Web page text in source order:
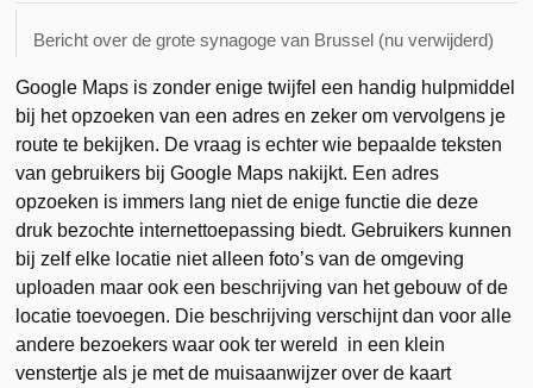
Bericht over de grote synagoge van Brussel (nu verwijderd)
Google Maps is zonder enige twijfel een handig hulpmiddel
bij het opzoeken van een adres en zeker om vervolgens je
route te bekijken. De vraag is echter wie bepaalde teksten
van gebruikers bij Google Maps nakijkt. Een adres
opzoeken is immers lang niet de enige functie die deze
druk bezochte internettoepassing biedt. Gebruikers kunnen
bij zelf elke locatie niet alleen foto’s van de omgeving
uploaden maar ook een beschrijving van het gebouw of de
locatie toevoegen. Die beschrijving verschijnt dan voor alle
andere bezoekers waar ook ter wereld in een klein
venstertje als je met de muisaanwijzer over de kaart